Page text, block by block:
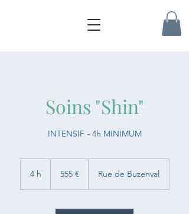
Soins "Shin"
INTENSIF - 4h MINIMUM
4 h 555 € Rue de Buzenval